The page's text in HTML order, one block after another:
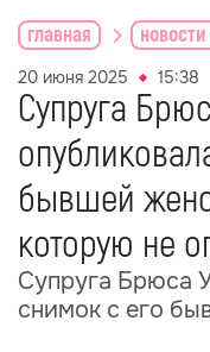
главная
20 июня 2025 15:38
Супруга
бывшей
которую не
Супруга Брюса
снимок с его